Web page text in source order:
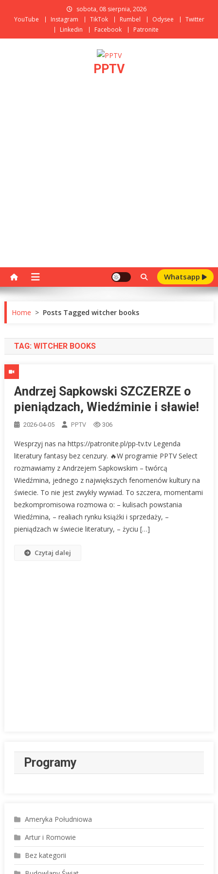
sobota, 08 sierpnia, 2026
YouTube
Instagram TikTok Rumbel Odysee
Twitter
Linkedin
Facebook Patronite
PPTV
Whatsapp
Home > Posts Tagged witcher books
TAG: WITCHER BOOKS
Andrzej Sapkowski SZCZERZE o
pieniądzach, Wiedźminie i sławie!
2026-04-05 PPTV 306
Wesprzyj nas na https://patronite.pl/pp-tv.tv Legenda
literatury fantasy bez cenzury. 🔥W programie PPTV Select
rozmawiamy z Andrzejem Sapkowskim – twórcą
Wiedźmina, jednego z największych fenomenów kultury na
świecie. To nie jest zwykły wywiad. To szczera, momentami
bezkompromisowa rozmowa o: – kulisach powstania
Wiedźmina, – realiach rynku książki i sprzedaży, –
pieniądzach w świecie literatury, – życiu […]
Czytaj dalej
Programy
Ameryka Południowa
Artur i Romowie
Bez kategorii